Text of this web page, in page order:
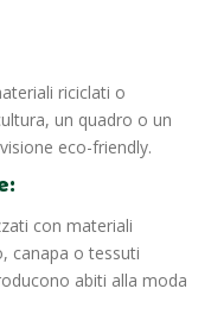
riciclati o
un quadro o un
eco-friendly.
con materiali
canapa o tessuti
abiti alla moda